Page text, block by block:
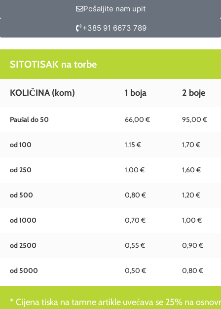
Pošaljite nam upit
+385 91 6673 789
SITOTISAK na torbe
KOLIČINA (kom) 1 boja 2 boje
Paušal do 50 66,00 € 95,00 €
od 100 1,15 € 1,70 €
od 250 1,00 € 1,60 €
od 500 0,80 € 1,20 €
od 1000 0,70 € 1,00 €
od 2500 0,55 € 0,90 €
od 5000 0,50 € 0,80 €
* Cijena tiska na tamne artikle uvećava se 25% na